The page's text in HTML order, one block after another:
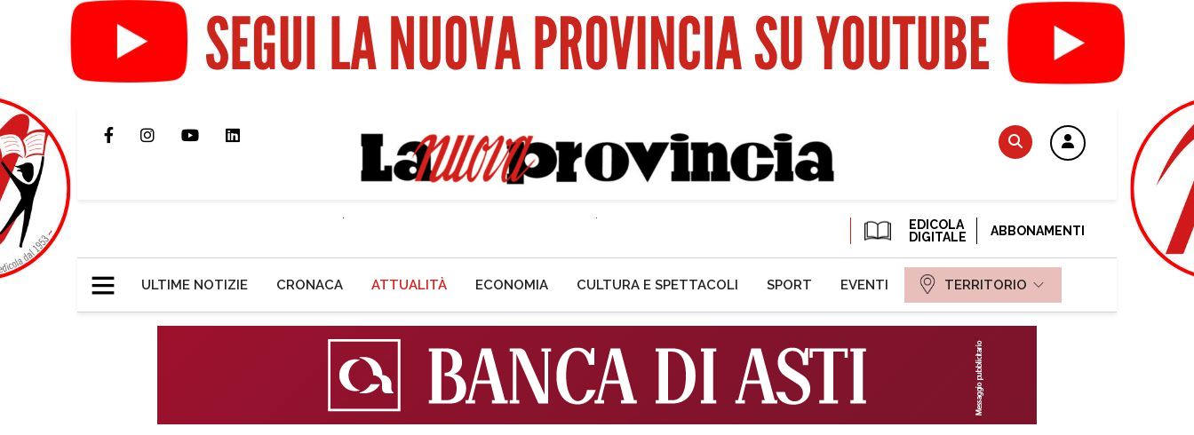
EDICOLA
DIGITALE
ABBONAMENTI
ULTIME NOTIZIE CRONACA ATTUALITÀ ECONOMIA CULTURA E SPETTACOLI SPORT EVENTI TERRITORIO